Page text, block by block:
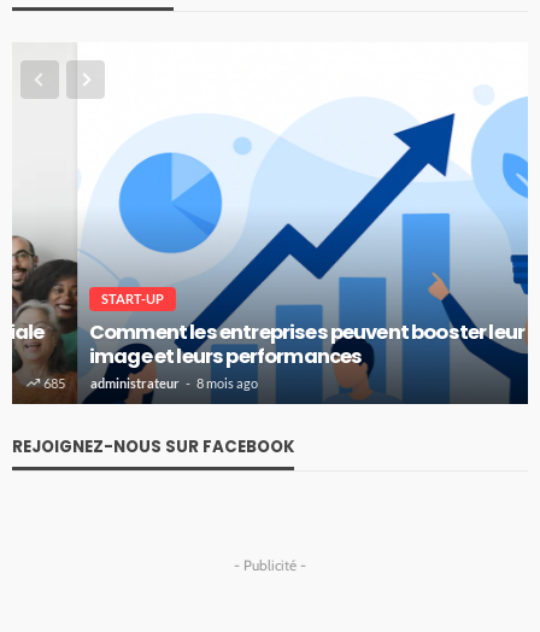
START-UP
Comment les entreprises peuvent booster leur
image et leurs performances
administrateur 8 mois ago 673
REJOIGNEZ-NOUS SUR FACEBOOK
- Publicité -